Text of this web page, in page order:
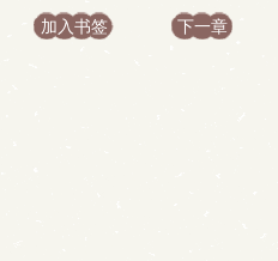
加入书签 下一章